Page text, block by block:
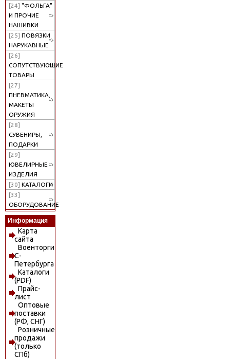
[24] "ФОЛЬГА"
И ПРОЧИЕ
НАШИВКИ
[25] ПОВЯЗКИ
НАРУКАВНЫЕ
[26]
СОПУТСТВУЮЩИЕ
ТОВАРЫ
[27]
ПНЕВМАТИКА,
МАКЕТЫ
ОРУЖИЯ
[28]
СУВЕНИРЫ,
ПОДАРКИ
[29]
ЮВЕЛИРНЫЕ
ИЗДЕЛИЯ
[30] КАТАЛОГИ
[33]
ОБОРУДОВАНИЕ
Информация
Карта
сайта
Военторги
С-
Петербурга
Каталоги
(PDF)
Прайс-
лист
Оптовые
поставки
(РФ, СНГ)
Розничные
продажи
(только
СПб)